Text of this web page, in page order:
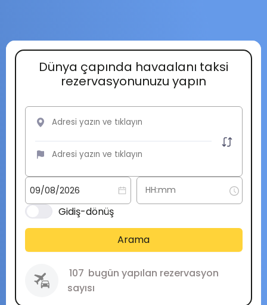
Dünya çapında havaalanı taksi
rezervasyonunuzu yapın
Gidiş-dönüş
Arama
107 bugün yapılan rezervasyon
sayısı